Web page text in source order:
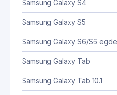
Samsung Galaxy S4
Samsung Galaxy S5
Samsung Galaxy S6/S6 egde
Samsung Galaxy Tab
Samsung Galaxy Tab 10.1